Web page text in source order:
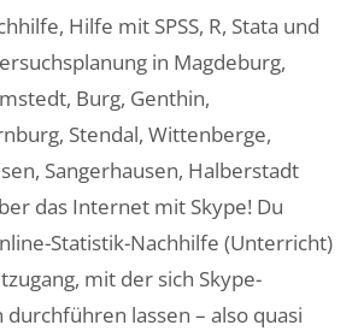
Hilfe mit SPSS, R, Stata und
in Magdeburg,
Burg, Genthin,
Stendal, Wittenberge,
Sangerhausen, Halberstadt
das Internet mit Skype! Du
Statistik-Nachhilfe (Unterricht)
mit der sich Skype-
lassen – also quasi